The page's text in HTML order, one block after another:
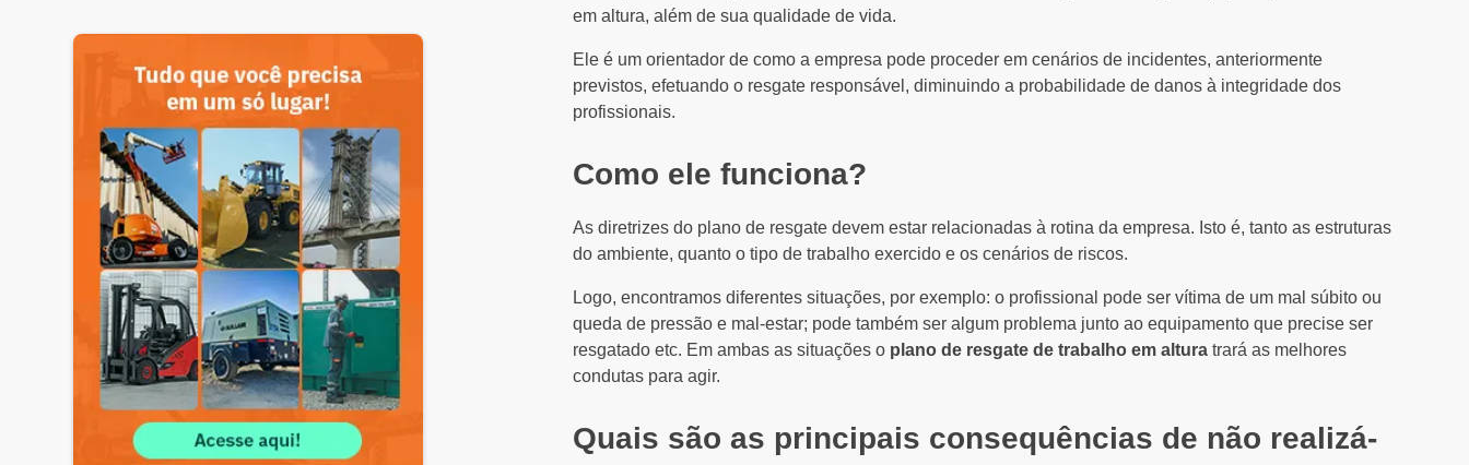
em altura, além de sua qualidade de vida.
Ele é um orientador de como a empresa pode proceder em cenários de incidentes, anteriormente
previstos, efetuando o resgate responsável, diminuindo a probabilidade de danos à integridade dos
profissionais.
Como ele funciona?
As diretrizes do plano de resgate devem estar relacionadas à rotina da empresa. Isto é, tanto as estruturas
do ambiente, quanto o tipo de trabalho exercido e os cenários de riscos.
Logo, encontramos diferentes situações, por exemplo: o profissional pode ser vítima de um mal súbito ou
queda de pressão e mal-estar; pode também ser algum problema junto ao equipamento que precise ser
resgatado etc. Em ambas as situações o plano de resgate de trabalho em alturatrará as melhores
condutas para agir.
Quais são as principais consequências de não realizá-